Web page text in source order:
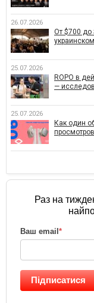
26.07.2026
От $700 до
25.07.2026
ROPO в
—
25.07.2026
Как один
просмотров
Раз на
Ваш email *
Підписатися